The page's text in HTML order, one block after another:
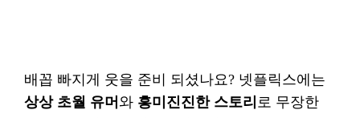
배꼽 빠지게 웃을 준비 되셨나요? 넷플릭스에는
상상 초월 유머 와 흥미진진한 스토리 로 무장한